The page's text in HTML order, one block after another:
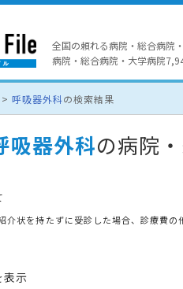
全国の頼れる病院・総合病院
病院・総合病院・大学病院
呼吸器外科の検索結果
吸器外科の病院
介状を持たずに受診した場合、診療費の
表示